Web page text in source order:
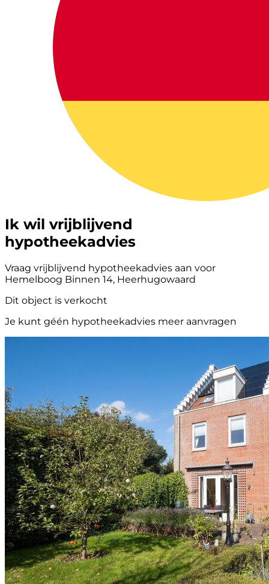
Ik wil vrijblijvend
hypotheekadvies
Vraag vrijblijvend hypotheekadvies aan voor
Hemelboog Binnen 14, Heerhugowaard
Dit object is verkocht
Je kunt géén hypotheekadvies meer aanvragen